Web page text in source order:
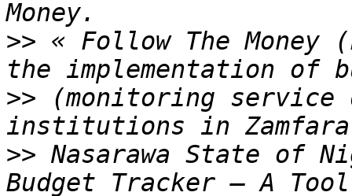
>> « Follow The Money
>> (monitoring
>> Nasarawa State of